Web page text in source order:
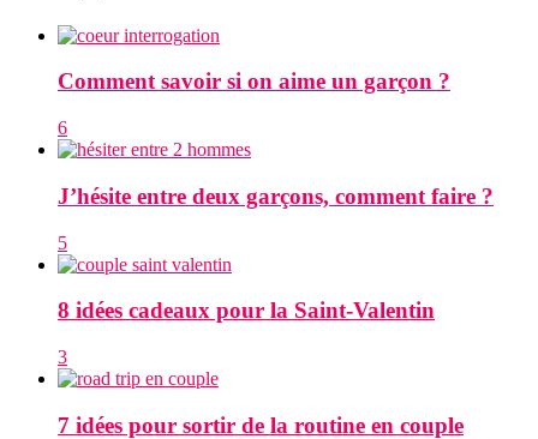
Comment savoir si on aime un garçon ?
6
J’hésite entre deux garçons, comment faire ?
5
8 idées cadeaux pour la Saint-Valentin
3
7 idées pour sortir de la routine en couple